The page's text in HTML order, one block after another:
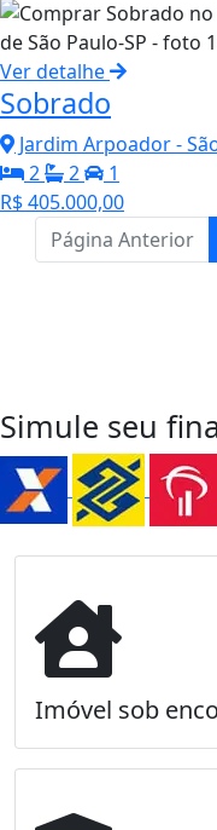
Ver detalhe
Sobrado
Jardim Arpoador -
2
2
1
R$ 405.000,00
Página Anterior
Simule seu
Imóvel sob